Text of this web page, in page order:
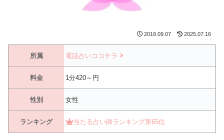
2018.09.07 2025.07.16
所属 電話占いココナラ
料金 1分420～円
性別 女性
ランキング 当たる占い師ランキング第65位